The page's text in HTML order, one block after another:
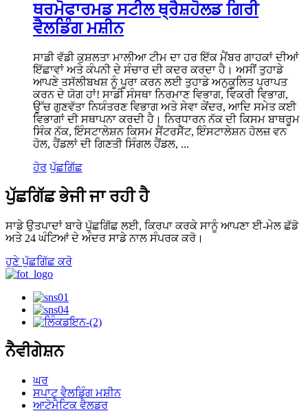
ਥਰਮੋਫਾਰਮਡ ਸਟੀਲ ਥ੍ਰੈਸ਼ਹੋਲਡ ਗਿਰੀ
ਵੈਲਡਿੰਗ ਮਸ਼ੀਨ
ਸਾਡੀ ਵੱਡੀ ਕੁਸ਼ਲਤਾ ਮਾਲੀਆ ਟੀਮ ਦਾ ਹਰ ਇੱਕ ਮੈਂਬਰ ਗਾਹਕਾਂ ਦੀਆਂ
ਇੱਛਾਵਾਂ ਅਤੇ ਕੰਪਨੀ ਦੇ ਸੰਚਾਰ ਦੀ ਕਦਰ ਕਰਦਾ ਹੈ। ਅਸੀਂ ਤੁਹਾਡੇ
ਆਪਣੇ ਤਸੱਲੀਬਖਸ਼ ਨੂੰ ਪੂਰਾ ਕਰਨ ਲਈ ਤੁਹਾਡੇ ਅਨੁਕੂਲਿਤ ਪ੍ਰਾਪਤ
ਕਰਨ ਦੇ ਯੋਗ ਹਾਂ! ਸਾਡੀ ਸੰਸਥਾ ਨਿਰਮਾਣ ਵਿਭਾਗ, ਵਿਕਰੀ ਵਿਭਾਗ,
ਉੱਚ ਗੁਣਵੱਤਾ ਨਿਯੰਤਰਣ ਵਿਭਾਗ ਅਤੇ ਸੇਵਾ ਕੇਂਦਰ, ਆਦਿ ਸਮੇਤ ਕਈ
ਵਿਭਾਗਾਂ ਦੀ ਸਥਾਪਨਾ ਕਰਦੀ ਹੈ। ਨਿਰਧਾਰਨ ਨੱਕ ਦੀ ਕਿਸਮ ਬਾਥਰੂਮ
ਸਿੰਕ ਨੱਕ, ਇੰਸਟਾਲੇਸ਼ਨ ਕਿਸਮ ਸੈਂਟਰਸੈੱਟ, ਇੰਸਟਾਲੇਸ਼ਨ ਹੋਲਜ਼ ਵਨ
ਹੋਲ, ਹੈਂਡਲਾਂ ਦੀ ਗਿਣਤੀ ਸਿੰਗਲ ਹੈਂਡਲ, ...
ਹੋਰ ਪੁੱਛਗਿੱਛ
ਪੁੱਛਗਿੱਛ ਭੇਜੀ ਜਾ ਰਹੀ ਹੈ
ਸਾਡੇ ਉਤਪਾਦਾਂ ਬਾਰੇ ਪੁੱਛਗਿੱਛ ਲਈ, ਕਿਰਪਾ ਕਰਕੇ ਸਾਨੂੰ ਆਪਣਾ ਈ-ਮੇਲ ਛੱਡੋ
ਅਤੇ 24 ਘੰਟਿਆਂ ਦੇ ਅੰਦਰ ਸਾਡੇ ਨਾਲ ਸੰਪਰਕ ਕਰੋ।
ਹੁਣੇ ਪੁੱਛਗਿੱਛ ਕਰੋ
ਨੈਵੀਗੇਸ਼ਨ
ਘਰ
ਸਪਾਟ ਵੈਲਡਿੰਗ ਮਸ਼ੀਨ
ਆਟੋਮੈਟਿਕ ਵੈਲਡਰ